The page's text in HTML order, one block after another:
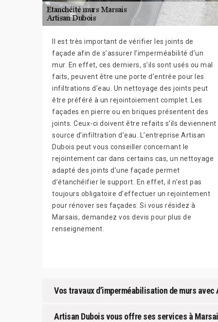
Il est très important de vérifier les joints de
façade afin de s’assurer l’imperméabilité d’un
mur. En effet, ces derniers, s’ils sont usés ou mal
faits, peuvent être une porte d’entrée pour les
infiltrations d’eau. Un nettoyage des joints peut
être préféré à un rejointoiement complet. Les
façades en pierre ou en briques présentent des
joints. Ceux-ci doivent être refaits s’ils deviennent
source d’infiltration d’eau. L’entreprise Artisan
Dubois peut vous conseiller concernant le
rejointement car dans certains cas, un nettoyage
adapté des joints d’une façade permet
d’étanchéifier le support. En effet, il n’est pas
toujours obligatoire d’effectuer un rejointement
pour rénover ses façades. Si vous résidez à
Marsais, demandez vos devis pour plus de
renseignement.
Vos travaux d’imperméabilisation de murs
Artisan Dubois vous offre ses services à